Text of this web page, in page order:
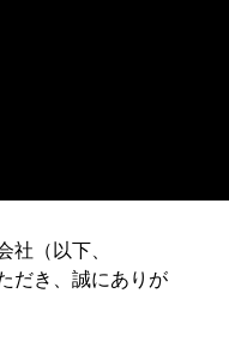
（以下、
き、誠にありが